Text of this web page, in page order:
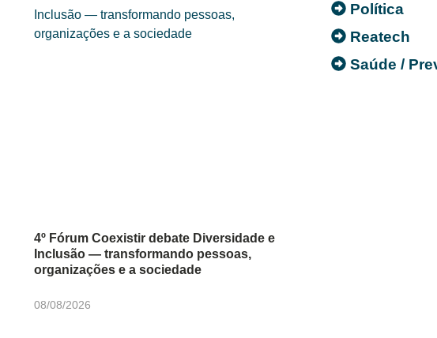
4º Fórum Coexistir debate Diversidade e
Inclusão — transformando pessoas,
organizações e a sociedade
08/08/2026
Política
Reatech
Saúde /